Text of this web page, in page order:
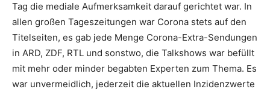
Tag die mediale Aufmerksamkeit darauf gerichtet war. In
allen großen Tageszeitungen war Corona stets auf den
Titelseiten, es gab jede Menge Corona-Extra-Sendungen
in ARD, ZDF, RTL und sonstwo, die Talkshows war befüllt
mit mehr oder minder begabten Experten zum Thema. Es
war unvermeidlich, jederzeit die aktuellen Inzidenzwerte